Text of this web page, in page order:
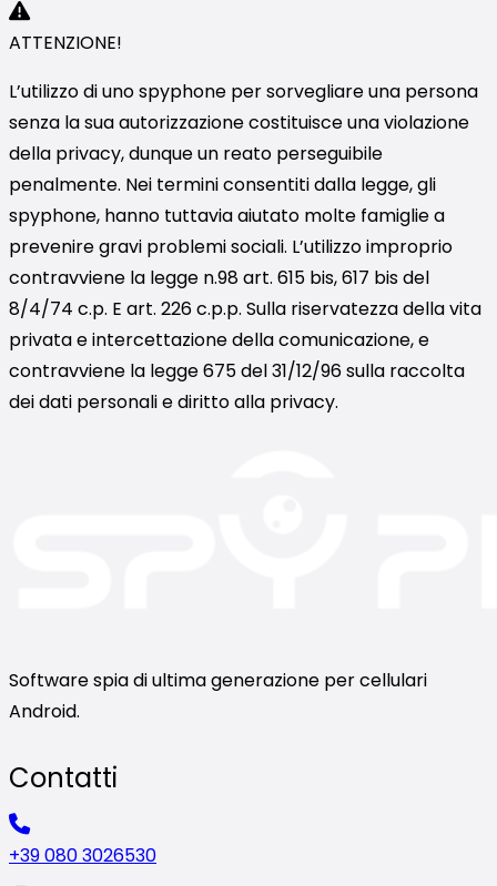
ATTENZIONE!
L’utilizzo di uno spyphone per sorvegliare una persona
senza la sua autorizzazione costituisce una violazione
della privacy, dunque un reato perseguibile
penalmente. Nei termini consentiti dalla legge, gli
spyphone, hanno tuttavia aiutato molte famiglie a
prevenire gravi problemi sociali. L’utilizzo improprio
contravviene la legge n.98 art. 615 bis, 617 bis del
8/4/74 c.p. E art. 226 c.p.p. Sulla riservatezza della vita
privata e intercettazione della comunicazione, e
contravviene la legge 675 del 31/12/96 sulla raccolta
dei dati personali e diritto alla privacy.
Software spia di ultima generazione per cellulari
Android.
Contatti
+39 080 3026530